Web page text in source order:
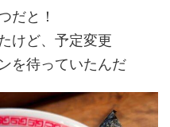
だと！
けど、予定変更
を待っていたんだ